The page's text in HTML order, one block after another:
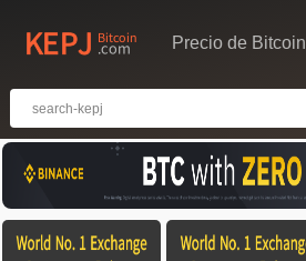
Precio de Bitcoin